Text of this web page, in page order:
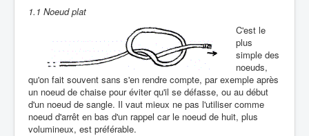
1.1 Noeud plat
C'est le
plus
simple des
noeuds,
qu'on fait souvent sans s'en rendre compte, par exemple après
un noeud de chaise pour éviter qu'il se défasse, ou au début
d'un noeud de sangle. Il vaut mieux ne pas l'utiliser comme
noeud d'arrêt en bas d'un rappel car le noeud de huit, plus
volumineux, est préférable.